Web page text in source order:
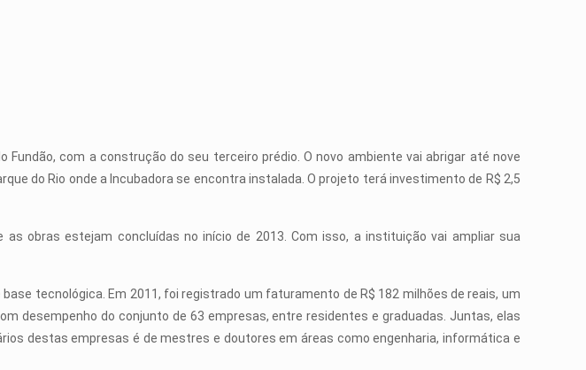
Fundão, com a construção do seu terceiro prédio. O novo ambiente vai abrigar até nove
do Rio onde a Incubadora se encontra instalada. O projeto terá investimento de R$ 2,5
obras estejam concluídas no início de 2013. Com isso, a instituição vai ampliar sua
tecnológica. Em 2011, foi registrado um faturamento de R$ 182 milhões de reais, um
desempenho do conjunto de 63 empresas, entre residentes e graduadas. Juntas, elas
destas empresas é de mestres e doutores em áreas como engenharia, informática e